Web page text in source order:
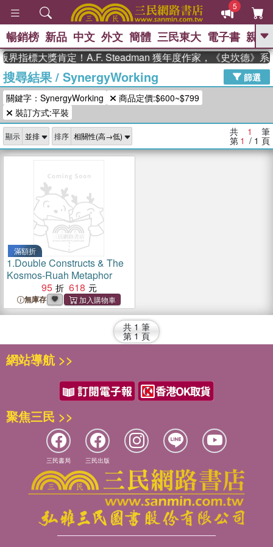
5
GO
熱搜： 東野圭吾 高希均教授回憶錄
、 The Odyssey 、 父親節 、 如果歷
史是一群喵 、 暑期推薦
登輝時代 、 數學女孩：黎曼猜想 、
偉大的迷走神經
暢銷榜 新品 中文 外文 簡體 三民東大 電子書 親子
界指標大獎肯定！A.F. Steadman 獲年度作家，《史坎德》系
搜尋結果/ SynergyWorking
篩選
關鍵字：SynergyWorking
商品定價:$600~$799
裝訂方式:平裝
顯示 排序 共 1 筆
第 1 / 1 頁
滿額折
1.Double Constructs & The
Kosmos-Ruah Metaphor
95
618
無庫存
共 1 筆
第 1 頁
網站導航 >>
聚焦三民 >>
三民書局 三民出版